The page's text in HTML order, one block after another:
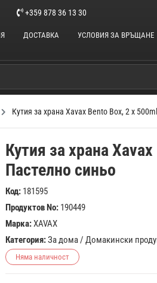
+359 878 36 13 30
ДОСТАВКА УСЛОВИЯ ЗА ВРЪЩАНЕ
Кутия за храна Xavax Bento Box, 2 x
Кутия за храна
Пастелно синьо
Код: 181595
Продуктов No: 190449
Марка:XAVAX
Категория:За дома/Домакински
Няма наличност